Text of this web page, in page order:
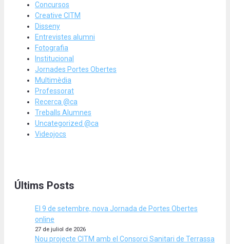
Concursos
Creative CITM
Disseny
Entrevistes alumni
Fotografia
Institucional
Jornades Portes Obertes
Multimèdia
Professorat
Recerca @ca
Treballs Alumnes
Uncategorized @ca
Videojocs
Últims Posts
El 9 de setembre, nova Jornada de Portes Obertes
online
27 de juliol de 2026
Nou projecte CITM amb el Consorci Sanitari de Terrassa